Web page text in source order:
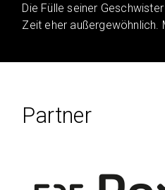
Die Fülle seiner
Zeit eher außergewöhnlich.
Partner